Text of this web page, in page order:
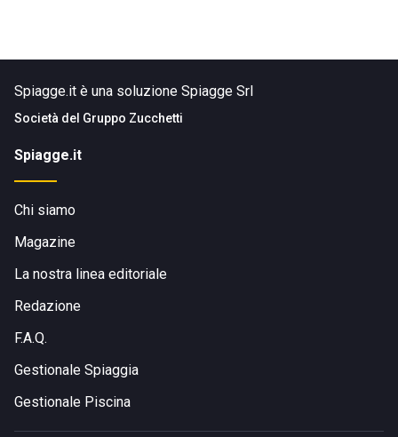
Spiagge.it è una soluzione Spiagge Srl
Società del Gruppo Zucchetti
Spiagge.it
Chi siamo
Magazine
La nostra linea editoriale
Redazione
F.A.Q.
Gestionale Spiaggia
Gestionale Piscina